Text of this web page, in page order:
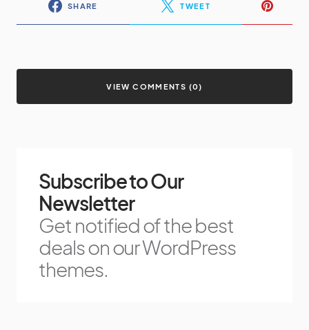
SHARE TWEET
VIEW COMMENTS (0)
Subscribe to Our
Newsletter
Get notified of the best
deals on our WordPress
themes.